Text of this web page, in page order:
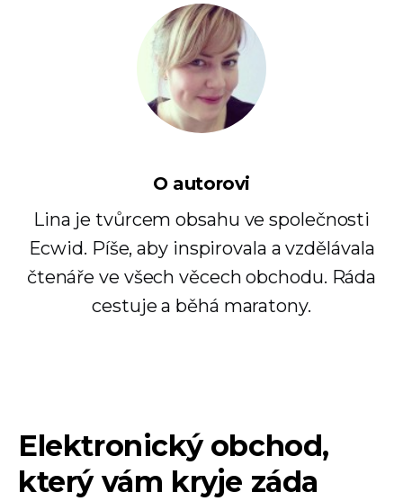
O autorovi
Lina je tvůrcem obsahu ve společnosti
Ecwid. Píše, aby inspirovala a vzdělávala
čtenáře ve všech věcech obchodu. Ráda
cestuje a běhá maratony.
Elektronický obchod,
který vám kryje záda